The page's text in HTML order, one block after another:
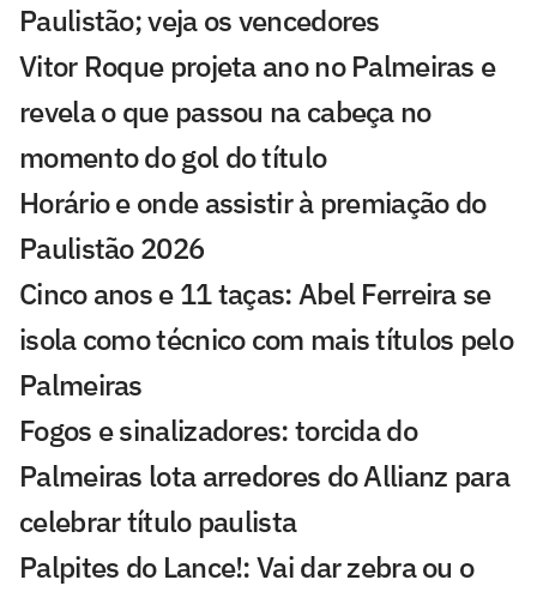
Paulistão; veja os vencedores
Vitor Roque projeta ano no Palmeiras e
revela o que passou na cabeça no
momento do gol do título
Horário e onde assistir à premiação do
Paulistão 2026
Cinco anos e 11 taças: Abel Ferreira se
isola como técnico com mais títulos pelo
Palmeiras
Fogos e sinalizadores: torcida do
Palmeiras lota arredores do Allianz para
celebrar título paulista
Palpites do Lance!: Vai dar zebra ou o